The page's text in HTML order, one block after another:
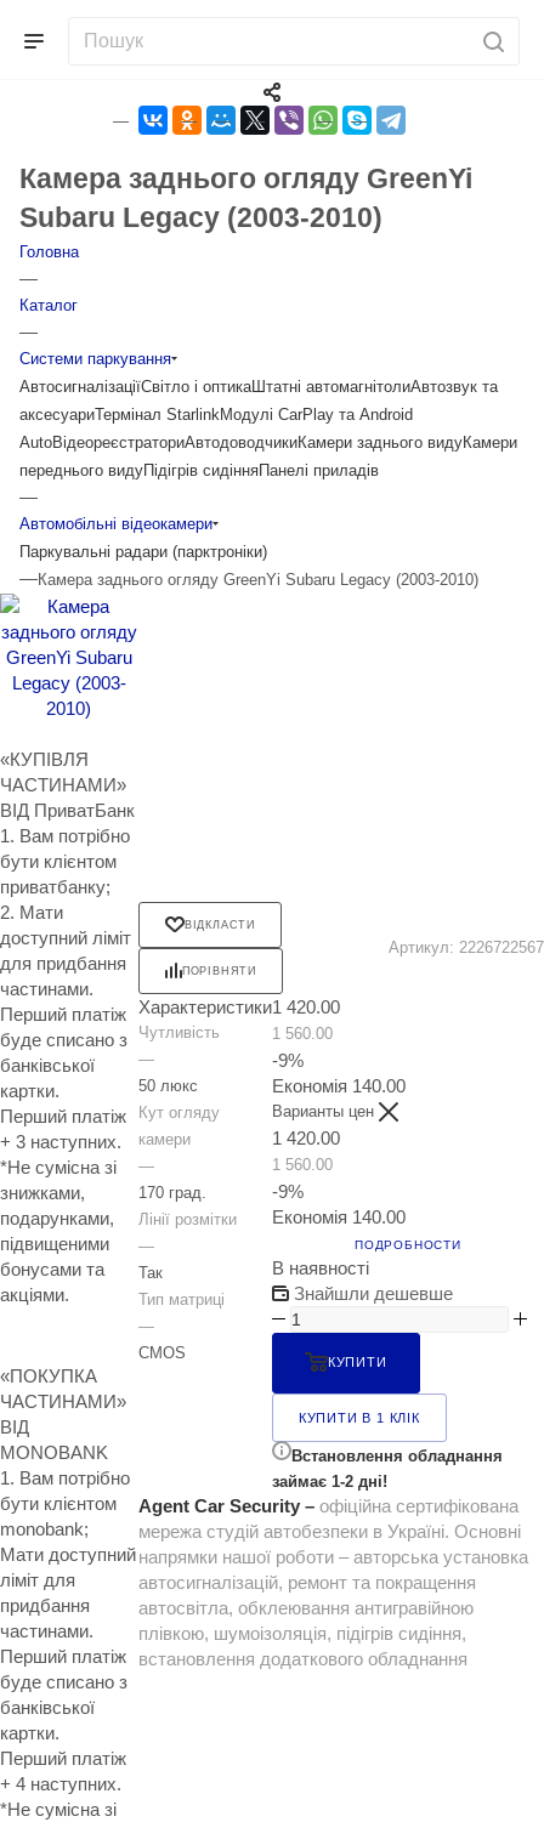
Камера заднього огляду GreenYi
Subaru Legacy (2003-2010)
Головна
—
Каталог
—
Системи паркування
АвтосигналізаціїСвітло і оптикаШтатні автомагнітолиАвтозвук та
аксесуариТермінал StarlinkМодулі CarPlay та Android
AutoВідеореєстраториАвтодоводчикиКамери заднього видуКамери
переднього видуПідігрів сидінняПанелі приладів
—
Автомобільні відеокамери
Паркувальні радари (парктроніки)
—Камера заднього огляду GreenYi Subaru Legacy (2003-2010)
«КУПІВЛЯ
ЧАСТИНАМИ»
ВІД ПриватБанк
1. Вам потрібно
бути клієнтом
приватбанку;
2. Мати
доступний ліміт
для придбання
частинами.
Перший платіж
буде списано з
банківської
картки.
Перший платіж
+ 3 наступних.
*Не сумісна зі
знижками,
подарунками,
підвищеними
бонусами та
акціями.
«ПОКУПКА
ЧАСТИНАМИ»
ВІД
MONOBANK
1. Вам потрібно
бути клієнтом
monobank;
Мати доступний
ліміт для
придбання
частинами.
Перший платіж
буде списано з
банківської
картки.
Перший платіж
+ 4 наступних.
*Не сумісна зі
ВІДКЛАСТИ
ПОРІВНЯТИ
Артикул: 2226722567
Характеристики
Чутливість
—
50 люкс
Кут огляду
камери
—
170 град.
Лінії розмітки
—
Так
Тип матриці
—
CMOS
1 420.00
1 560.00
-9%
Економія 140.00
Варианты цен
1 420.00
1 560.00
-9%
Економія 140.00
ПОДРОБНОСТИ
В наявності
Знайшли дешевше
КУПИТИ
КУПИТИ В 1 КЛІК
Встановлення обладнання
займає 1-2 дні!
Agent Car Security – офіційна сертифікована
мережа студій автобезпеки в Україні. Основні
напрямки нашої роботи – авторська установка
автосигналізацій, ремонт та покращення
автосвітла, обклеювання антигравійною
плівкою, шумоізоляція, підігрів сидіння,
встановлення додаткового обладнання